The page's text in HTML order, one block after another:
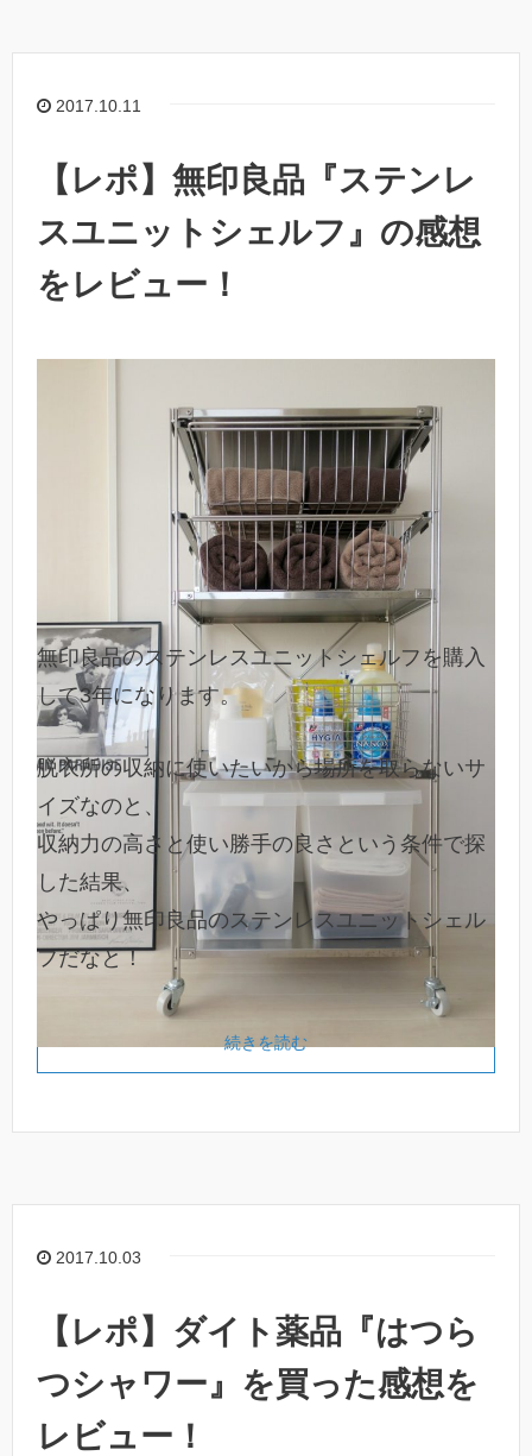
2017.10.11
【レポ】無印良品『ステンレ
スユニットシェルフ』の感想
をレビュー！
無印良品のステンレスユニットシェルフを購入
して3年になります。
脱衣所の収納に使いたいから場所を取らないサ
イズなのと、
収納力の高さと使い勝手の良さという条件で探
した結果、
やっぱり無印良品のステンレスユニットシェル
フだなと！
続きを読む
2017.10.03
【レポ】ダイト薬品『はつら
つシャワー』を買った感想を
レビュー！